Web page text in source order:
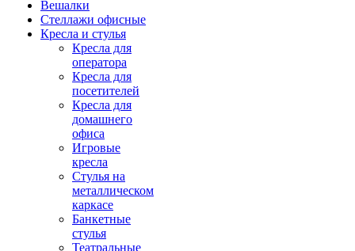
Вешалки
Стеллажи офисные
Кресла и стулья
Кресла для
оператора
Кресла для
посетителей
Кресла для
домашнего
офиса
Игровые
кресла
Стулья на
металлическом
каркасе
Банкетные
стулья
Театральные